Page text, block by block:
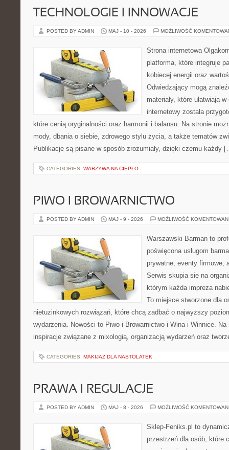
TECHNOLOGIE I INNOWACJE
POSTED BY ADMIN MAJ - 10 - 2026 MOŻLIWOŚĆ
Strona internetowa
platforma, które integruje
kobiecej energii oraz
Odwiedzający mogą
materiały, które ułatwiają
internetowy została
które cenią oryginalności oraz harmonii i balansu. Na stronie
mody, dbania o siebie, zdrowego stylu życia, a także tematów
Publikacje są pisane w sposób zrozumiały, dzięki czemu każdy
CATEGORIES: WARZYWA NA CIEPŁO
PIWO I BROWARNICTWO
POSTED BY ADMIN MAJ - 9 - 2026 MOŻLIWOŚĆ
Warszawski Barman to
poświęcona usługom
prywatne, eventy firmowe,
Serwis skupia się na
którym każda impreza
To miejsce stworzone dla
nietuzinkowych rozwiązań, które chcą zadbać o najwyższy
wydarzenia. Nowości to Piwo i Browarnictwo i Wina i Winnice.
inspiracje związane z mixologią, organizacją wydarzeń oraz
CATEGORIES: MAKIJAŻ DLA NASTOLATEK
PRAWA I REGULACJE
POSTED BY ADMIN MAJ - 8 - 2026 MOŻLIWOŚĆ
Sklep-Feniks.pl to
przestrzeń dla osób, które